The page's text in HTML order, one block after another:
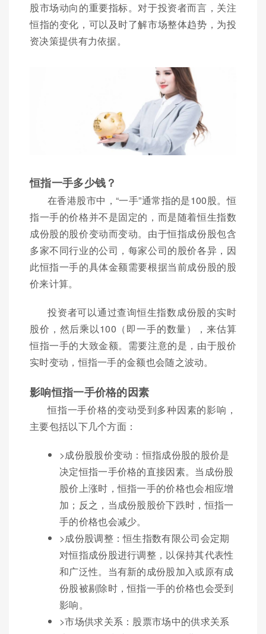
股市场动向的重要指标。对于投资者而言，关注
恒指的变化，可以及时了解市场整体趋势，为投
资决策提供有力依据。
恒指一手多少钱？
在香港股市中，“一手”通常指的是100股。恒
指一手的价格并不是固定的，而是随着恒生指数
成份股的股价变动而变动。由于恒指成份股包含
多家不同行业的公司，每家公司的股价各异，因
此恒指一手的具体金额需要根据当前成份股的股
价来计算。
投资者可以通过查询恒生指数成份股的实时
股价，然后乘以100（即一手的数量），来估算
恒指一手的大致金额。需要注意的是，由于股价
实时变动，恒指一手的金额也会随之波动。
影响恒指一手价格的因素
恒指一手价格的变动受到多种因素的影响，
主要包括以下几个方面：
>成份股股价变动：恒指成份股的股价是
决定恒指一手价格的直接因素。当成份股
股价上涨时，恒指一手的价格也会相应增
加；反之，当成份股股价下跌时，恒指一
手的价格也会减少。
>成份股调整：恒生指数有限公司会定期
对恒指成份股进行调整，以保持其代表性
和广泛性。当有新的成份股加入或原有成
份股被剔除时，恒指一手的价格也会受到
影响。
>市场供求关系：股票市场中的供求关系